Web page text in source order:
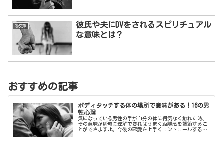
⑤交際
彼氏や夫にDVをされるスピリチュアル
な意味とは？
おすすめの記事
ボディタッチする体の場所で意味がある！16の男
性心理
気になっている男性の手が自分の体に何気なく触れた時、
その意味が瞬時に理解できればうまく距離感を調節するこ
とができますよ。今後の恋愛を上手くコントロールするた